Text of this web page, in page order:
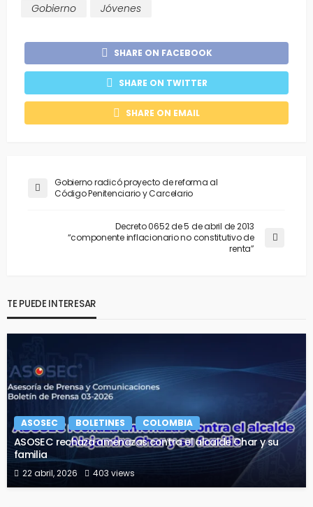
Gobierno
Jóvenes
SHARE ON FACEBOOK
SHARE ON TWITTER
SHARE ON EMAIL
Gobierno radicó proyecto de reforma al
Código Penitenciario y Carcelario
Decreto 0652 de 5 de abril de 2013
“componente inflacionario no constitutivo de
renta”
TE PUEDE INTERESAR
ASOSEC BOLETINES COLOMBIA
ASOSEC rechaza amenazas contra el alcalde Char y su
familia
22 abril, 2026 403 views